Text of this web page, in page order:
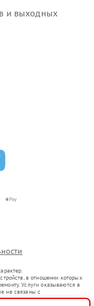
и выходных
в отношении которых
Услуги оказываются в
не связаны с